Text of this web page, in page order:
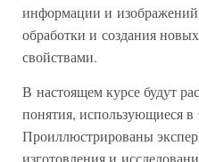
информации и
обработки и создания
свойствами.
В настоящем курсе будут
понятия, использующиеся в
Проиллюстрированы
изготовления и